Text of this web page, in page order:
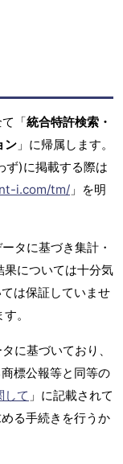
「統合特許検索・
ン 」に帰属します。
ず)に掲載する際は
i.com/tm/ 」を明
タに基づき集計・
については十分気
は保証していませ
。
に基づいており、
標公報等と同等の
して 」に記載されて
る手続きを行うか